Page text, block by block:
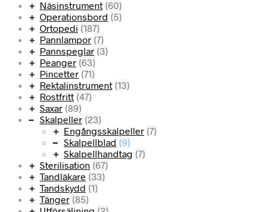
Näsinstrument (60)
Operationsbord (5)
Ortopedi (187)
Pannlampor (7)
Pannspeglar (3)
Peanger (63)
Pincetter (71)
Rektalinstrument (13)
Rostfritt (47)
Saxar (89)
Skalpeller (23)
Engångsskalpeller (7)
Skalpellblad (9)
Skalpellhandtag (7)
Sterilisation (67)
Tandläkare (33)
Tandskydd (1)
Tänger (85)